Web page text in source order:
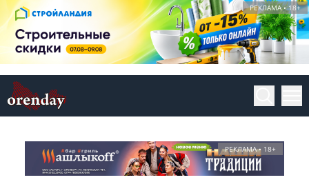
РЕКЛАМА • 18+
РЕКЛАМА • 18+